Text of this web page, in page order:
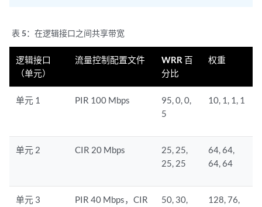
表 5： 在逻辑接口之间共享带宽
逻辑接口
（单元）
流量控制配置文件
WRR 百
分比
权重
单元 1 PIR 100 Mbps
95, 0, 0,
5
10, 1, 1, 1
单元 2 CIR 20 Mbps
25, 25,
25, 25
64, 64,
64, 64
单元 3
PIR 40 Mbps，CIR
50, 30,
128, 76,